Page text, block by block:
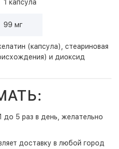
1 капсула
99 мг
(капсула), стеариновая
и диоксид
до 5 раз в день, желательно
доставку в любой город